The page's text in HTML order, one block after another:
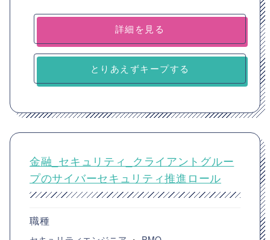
詳細を見る
とりあえずキープする
金融_セキュリティ_クライアントグルー
プのサイバーセキュリティ推進ロール
職種